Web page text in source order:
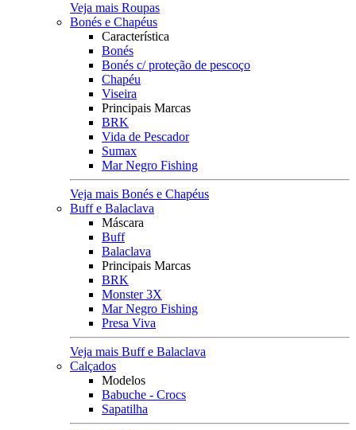
Veja mais Roupas
Bonés e Chapéus
Característica
Bonés
Bonés c/ proteção de pescoço
Chapéu
Viseira
Principais Marcas
BRK
Vida de Pescador
Sumax
Mar Negro Fishing
Veja mais Bonés e Chapéus
Buff e Balaclava
Máscara
Buff
Balaclava
Principais Marcas
BRK
Monster 3X
Mar Negro Fishing
Presa Viva
Veja mais Buff e Balaclava
Calçados
Modelos
Babuche - Crocs
Sapatilha